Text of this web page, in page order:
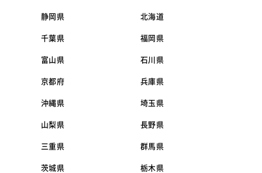
静岡県 北海道
千葉県 福岡県
富山県 石川県
京都府 兵庫県
沖縄県 埼玉県
山梨県 長野県
三重県 群馬県
茨城県 栃木県